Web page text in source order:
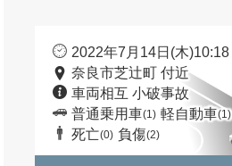
2022年7月14日(木)10:18
奈良市芝辻町 付近
車両相互 小破事故
普通乗用車(1) 軽自動車(1)
死亡(0) 負傷(2)